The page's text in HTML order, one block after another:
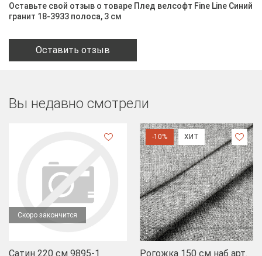
Оставьте свой отзыв о товаре Плед велсофт Fine Line Синий
гранит 18-3933 полоса, 3 см
Оставить отзыв
Вы недавно смотрели
Скоро закончится
Сатин 220 см 9895-1
-10% ХИТ
Рогожка 150 см наб арт.